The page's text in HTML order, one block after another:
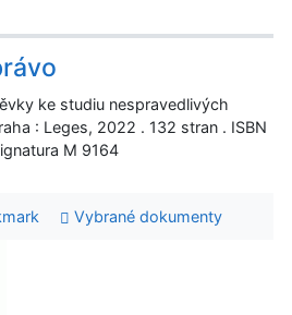
ke studiu nespravedlivých
: Leges, 2022 . 132 stran . ISBN
M 9164
Vybrané dokumenty